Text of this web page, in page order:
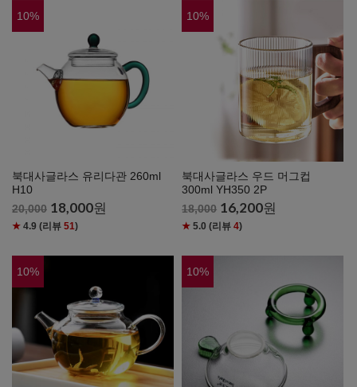
10%
북대사글라스 유리다관 260ml
H10
20,000 18,000원
★ 4.9 (리뷰 51)
10%
북대사글라스 우드 머그컵
300ml YH350 2P
18,000 16,200원
★ 5.0 (리뷰4)
10% 10%